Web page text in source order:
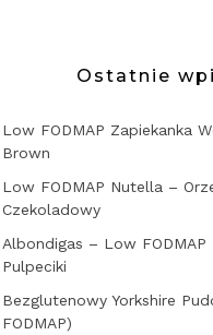
Ostatnie
Low FODMAP Zapiekanka
Brown
Low FODMAP Nutella –
Czekoladowy
Albondigas – Low FODMAP
Pulpeciki
Bezglutenowy Yorkshire
FODMAP)